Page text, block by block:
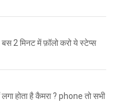
2 मिनट में फ़ॉलो करो ये स्टेप्स
होता है कैमरा ? phone तो सभी